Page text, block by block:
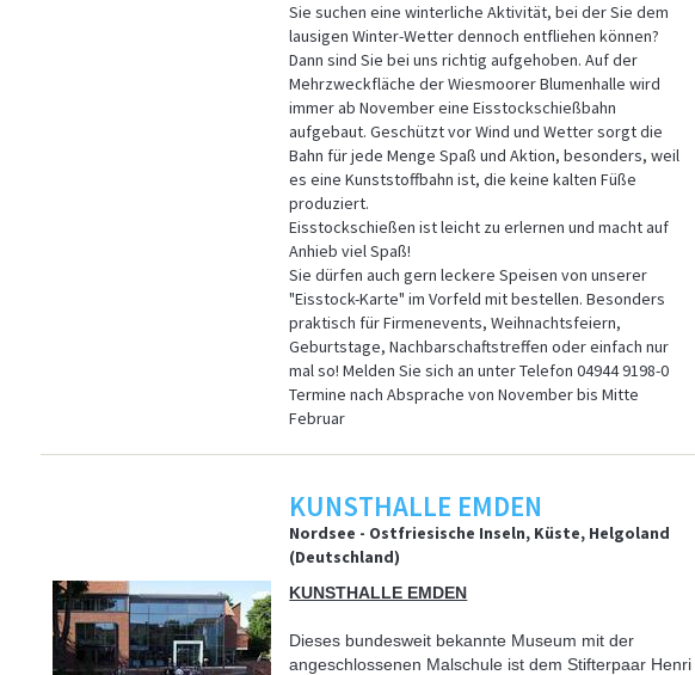
Sie suchen eine winterliche Aktivität, bei der Sie dem
lausigen Winter-Wetter dennoch entfliehen können?
Dann sind Sie bei uns richtig aufgehoben. Auf der
Mehrzweckfläche der Wiesmoorer Blumenhalle wird
immer ab November eine Eisstockschießbahn
aufgebaut. Geschützt vor Wind und Wetter sorgt die
Bahn für jede Menge Spaß und Aktion, besonders, weil
es eine Kunststoffbahn ist, die keine kalten Füße
produziert.
Eisstockschießen ist leicht zu erlernen und macht auf
Anhieb viel Spaß!
Sie dürfen auch gern leckere Speisen von unserer
"Eisstock-Karte" im Vorfeld mit bestellen. Besonders
praktisch für Firmenevents, Weihnachtsfeiern,
Geburtstage, Nachbarschaftstreffen oder einfach nur
mal so! Melden Sie sich an unter Telefon 04944 9198-0
Termine nach Absprache von November bis Mitte
Februar
KUNSTHALLE EMDEN
Nordsee - Ostfriesische Inseln, Küste, Helgoland
(Deutschland)
KUNSTHALLE EMDEN
Dieses bundesweit bekannte Museum mit der
angeschlossenen Malschule ist dem Stifterpaar Henri